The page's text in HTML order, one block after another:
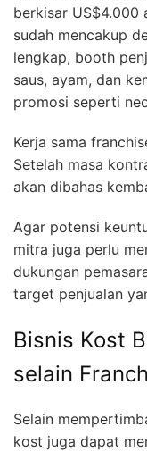
berkisar US$4.000
sudah mencakup
lengkap, booth
saus, ayam, dan
promosi seperti
Kerja sama
Setelah masa
akan dibahas
Agar potensi
mitra juga perlu
dukungan
target penjualan
Bisnis Kost
selain
Selain
kost juga dapat